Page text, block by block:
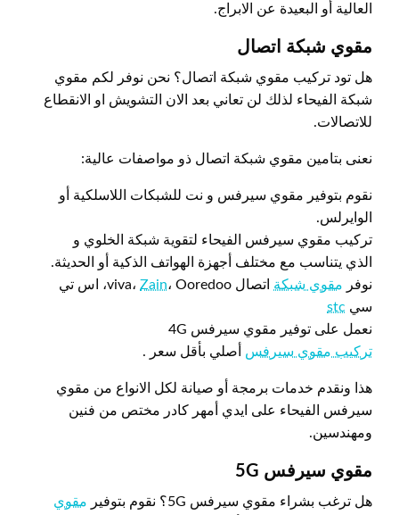
العالية أو البعيدة عن الابراج.
مقوي شبكة اتصال
هل تود تركيب مقوي شبكة اتصال؟ نحن نوفر لكم مقوي
شبكة الفيحاء لذلك لن تعاني بعد الان التشويش او الانقطاع
للاتصالات.
نعنى بتامين مقوي شبكة اتصال ذو مواصفات عالية:
نقوم بتوفير مقوي سيرفس و نت للشبكات اللاسلكية أو
الوايرلس.
تركيب مقوي سيرفس الفيحاء لتقوية شبكة الخلوي و
الذي يتناسب مع مختلف أجهزة الهواتف الذكية أو الحديثة.
نوفر مقوي شبكة اتصال viva، Zain
، Ooredoo، اس تي
سي stc
نعمل على توفير مقوي سيرفس 4G
تركيب مقوي سيرفس أصلي بأقل سعر .
هذا ونقدم خدمات برمجة أو صيانة لكل الانواع من مقوي
سيرفس الفيحاء على ايدي أمهر كادر مختص من فنين
ومهندسين.
مقوي سيرفس 5 G
هل ترغب بشراء مقوي سيرفس 5G؟ نقوم بتوفير
مقوي